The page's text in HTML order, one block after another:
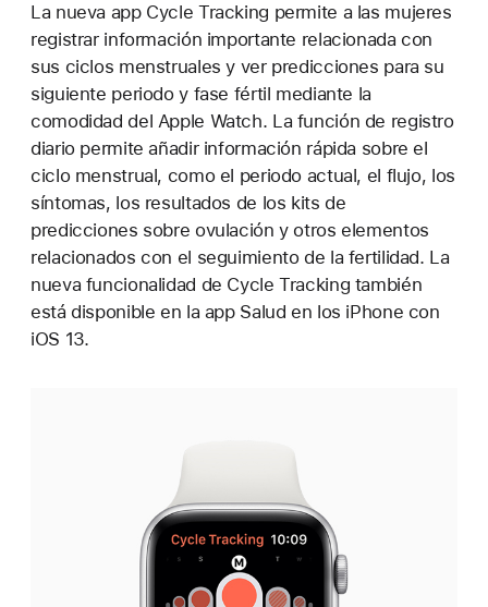
La nueva app Cycle Tracking permite a las mujeres
registrar información importante relacionada con
sus ciclos menstruales y ver predicciones para su
siguiente periodo y fase fértil mediante la
comodidad del Apple Watch. La función de registro
diario permite añadir información rápida sobre el
ciclo menstrual, como el periodo actual, el flujo, los
síntomas, los resultados de los kits de
predicciones sobre ovulación y otros elementos
relacionados con el seguimiento de la fertilidad. La
nueva funcionalidad de Cycle Tracking también
está disponible en la app Salud en los iPhone con
iOS 13.